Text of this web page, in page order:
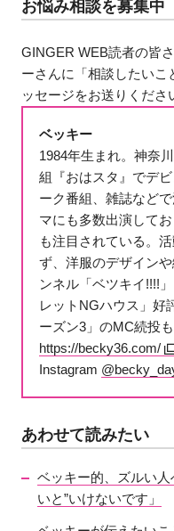
お悩み相談を募集中
GINGER WEB読者の皆
ーさんに「相談したいこ
ッセージをお送りくださ
ベッキー
1984年生まれ。神奈
組『おはスタ』でデ
ーク番組、雑誌など
マにも多数出演して
も注目されている。
ず、洋服のデザイン
ンネル「ベツキイ!!!!
レットNGハウス」好
ーズン3」のMC続投
https://becky36.com/
Instagram
あわせて読みたい
ベッキー的、ズルい
いと”いけないです」